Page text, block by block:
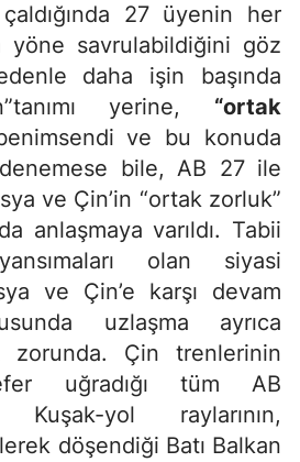
çaldığında 27 üyenin her
yöne savrulabildiğini göz
daha işin başında
yerine, “ortak
ve bu konuda
bile, AB 27 ile
ve Çin’in “ortak zorluk”
anlaşmaya varıldı. Tabii
olan siyasi
ve Çin’e karşı devam
uzlaşma ayrıca
zorunda. Çin trenlerinin
uğradığı tüm AB
Kuşak-yol raylarının,
döşendiği Batı Balkan